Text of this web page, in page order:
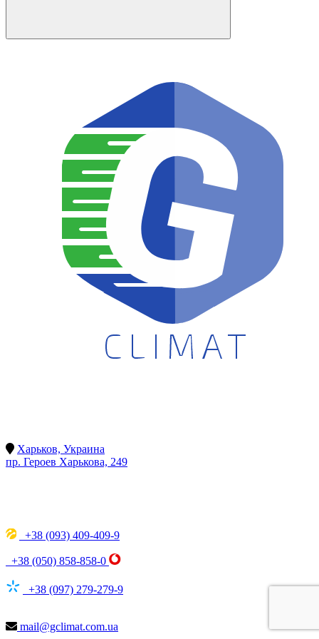
Харьков, Украина
пр. Героев Харькова, 249
+38 (093) 409-409-9
+38 (050) 858-858-0
+38 (097) 279-279-9
mail@gclimat.com.ua